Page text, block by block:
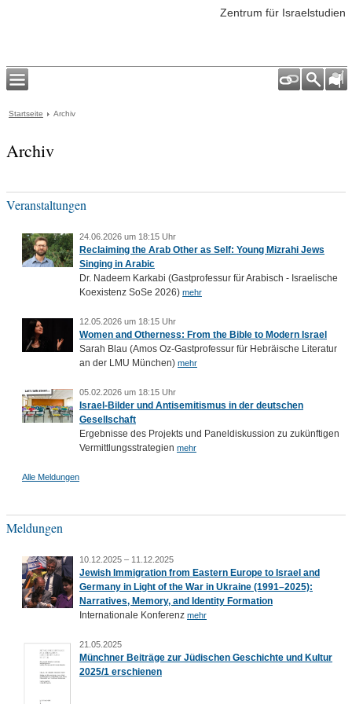
Zentrum für Israelstudien
Startseite Archiv
Archiv
Veranstaltungen
24.06.2026 um 18:15 Uhr
Reclaiming the Arab Other as Self: Young Mizrahi Jews
Singing in Arabic
Dr. Nadeem Karkabi (Gastprofessur für Arabisch - Israelische
Koexistenz SoSe 2026) mehr
12.05.2026 um 18:15 Uhr
Women and Otherness: From the Bible to Modern Israel
Sarah Blau (Amos Oz-Gastprofessur für Hebräische Literatur
an der LMU München) mehr
05.02.2026 um 18:15 Uhr
Israel-Bilder und Antisemitismus in der deutschen
Gesellschaft
Ergebnisse des Projekts und Paneldiskussion zu zukünftigen
Vermittlungsstrategien mehr
Alle Meldungen
Meldungen
10.12.2025 – 11.12.2025
Jewish Immigration from Eastern Europe to Israel and
Germany in Light of the War in Ukraine (1991–2025):
Narratives, Memory, and Identity Formation
Internationale Konferenz mehr
21.05.2025
Münchner Beiträge zur Jüdischen Geschichte und Kultur
2025/1 erschienen